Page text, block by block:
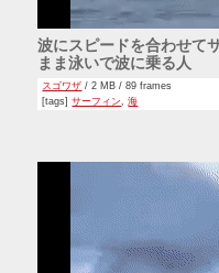
波にスピードを合わせて
まま泳いで波に乗る人
スゴワザ / 2 MB / 89 frames
[tags]サーフィン,海